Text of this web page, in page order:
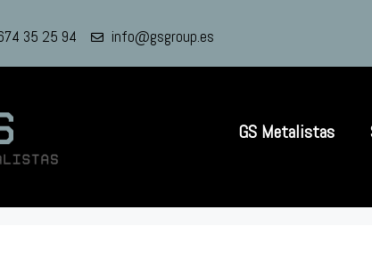
35 25 94 info@gsgroup.es
GS Metalistas